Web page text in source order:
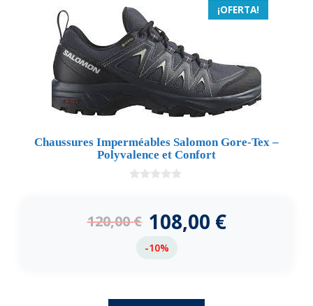
¡OFERTA!
Chaussures Imperméables Salomon Gore-Tex –
Polyvalence et Confort
5
120,00€ 108,00 €
-10%